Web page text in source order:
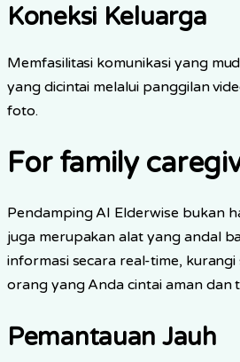
Koneksi Keluarga
Memfasilitasi komunikasi yang
yang dicintai melalui panggilan
foto.
For family
Pendamping AI Elderwise bukan
juga merupakan alat yang andal
informasi secara real-time,
orang yang Anda cintai aman dan
Pemantauan Jauh